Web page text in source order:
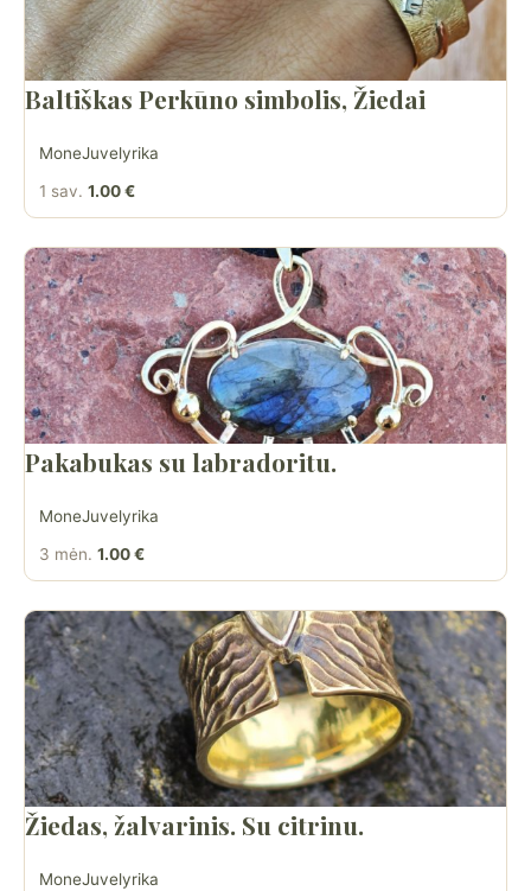
Baltiškas Perkūno simbolis, Žiedai
MoneJuvelyrika
1 sav. 1.00 €
Pakabukas su labradoritu.
MoneJuvelyrika
3 mėn. 1.00 €
Žiedas, žalvarinis. Su citrinu.
MoneJuvelyrika